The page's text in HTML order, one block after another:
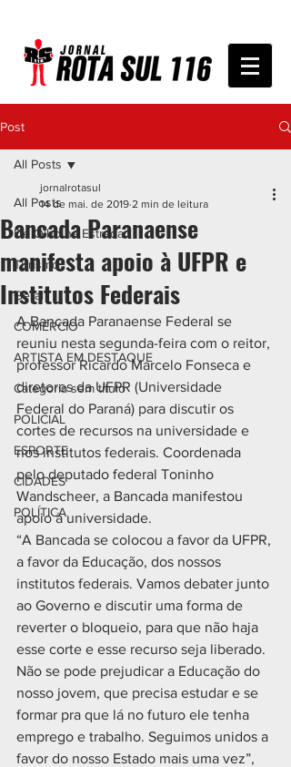
Post
All Posts
De Olho na Estrada
Turismo
Geral
COMÉRCIO
ARTISTA EM DESTAQUE
Categoria sem título
POLICIAL
ESPORTE
CIDADES
POLÍTICA
All Posts
Bancada Paranaense
manifesta apoio à UFPR e
Institutos Federais
jornalrotasul
14 de mai. de 2019 2 min de leitura
A Bancada Paranaense Federal se
reuniu nesta segunda-feira com o reitor,
professor Ricardo Marcelo Fonseca e
diretores da UFPR (Universidade
Federal do Paraná) para discutir os
cortes de recursos na universidade e
nos institutos federais. Coordenada
pelo deputado federal Toninho
Wandscheer, a Bancada manifestou
apoio à universidade.
“A Bancada se colocou a favor da UFPR,
a favor da Educação, dos nossos
institutos federais. Vamos debater junto
ao Governo e discutir uma forma de
reverter o bloqueio, para que não haja
esse corte e esse recurso seja liberado.
Não se pode prejudicar a Educação do
nosso jovem, que precisa estudar e se
formar pra que lá no futuro ele tenha
emprego e trabalho. Seguimos unidos a
favor do nosso Estado mais uma vez”,